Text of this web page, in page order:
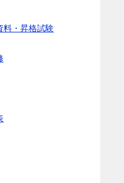
料・昇格試験